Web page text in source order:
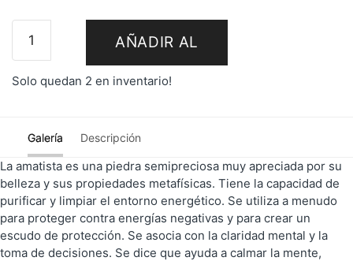
AÑADIR AL
CARRITO
Solo quedan 2 en inventario!
Galería Descripción
La amatista es una piedra semipreciosa muy apreciada por su
belleza y sus propiedades metafísicas. Tiene la capacidad de
purificar y limpiar el entorno energético. Se utiliza a menudo
para proteger contra energías negativas y para crear un
escudo de protección. Se asocia con la claridad mental y la
toma de decisiones. Se dice que ayuda a calmar la mente,